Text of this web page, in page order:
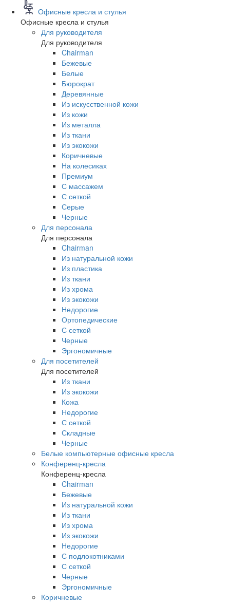
Офисные кресла и стулья
Офисные кресла и стулья
Для руководителя
Для руководителя
Chairman
Бежевые
Белые
Бюрократ
Деревянные
Из искусственной кожи
Из кожи
Из металла
Из ткани
Из экокожи
Коричневые
На колесиках
Премиум
С массажем
С сеткой
Серые
Черные
Для персонала
Для персонала
Chairman
Из натуральной кожи
Из пластика
Из ткани
Из хрома
Из экокожи
Недорогие
Ортопедические
С сеткой
Черные
Эргономичные
Для посетителей
Для посетителей
Из ткани
Из экокожи
Кожа
Недорогие
С сеткой
Складные
Черные
Белые компьютерные офисные кресла
Конференц-кресла
Конференц-кресла
Chairman
Бежевые
Из натуральной кожи
Из ткани
Из хрома
Из экокожи
Недорогие
С подлокотниками
С сеткой
Черные
Эргономичные
Коричневые